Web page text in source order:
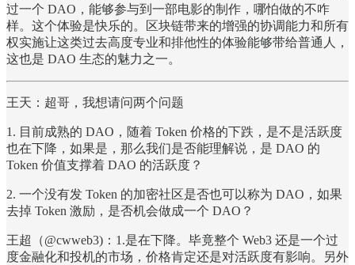
过一个 DAO，能够参与到一部电影的制作，哪怕做的不咋
样。这个体验是快乐的。区块链带来的增强的协调能力和所有
权实施让这类过去高度专业和排他性的体验能够带给普通人，
这也是 DAO 生态的魅力之一。
王天：超哥，我想请问两个问题
1. 目前成熟的 DAO，随着 Token 价格的下跌，是不是活跃度
也在下降，如果是，那么我们是否能理解说，是 DAO 的
Token 价值支撑着 DAO 的活跃度？
2. 一个没有发 Token 的加密社区是否也可以称为 DAO，如果
去掉 Token 激励，是否机会做成一个 DAO？
王超（@cwweb3)：1.是在下降。毕竟整个 Web3 还是一个过
度金融化和投机的市场，价格肯定还是对活跃度有影响。另外